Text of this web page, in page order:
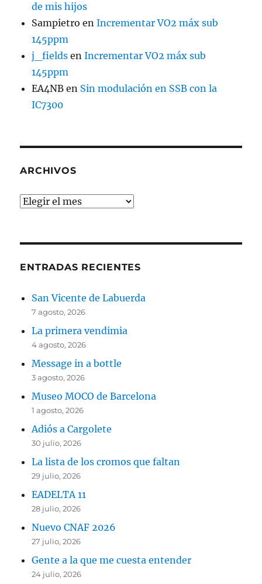
de mis hijos
Sampietro enIncrementar VO2 máx sub
145ppm
j_fields enIncrementar VO2 máx sub
145ppm
EA4NB en Sin modulación en SSB con la
IC7300
ARCHIVOS
Archivos
ENTRADAS RECIENTES
San Vicente de Labuerda
7 agosto, 2026
La primera vendimia
4 agosto, 2026
Message in a bottle
3 agosto, 2026
Museo MOCO de Barcelona
1 agosto, 2026
Adiós a Cargolete
30 julio, 2026
La lista de los cromos que faltan
29 julio, 2026
EADELTA 11
28 julio, 2026
Nuevo CNAF 2026
27 julio, 2026
Gente a la que me cuesta entender
24 julio, 2026